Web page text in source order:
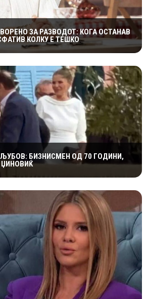
ЗА РАЗВОДОТ: КОГА ОСТАНАВ
КОЛКУ Е ТЕШКО
БИЗНИСМЕН ОД 70 ГОДИНИ,